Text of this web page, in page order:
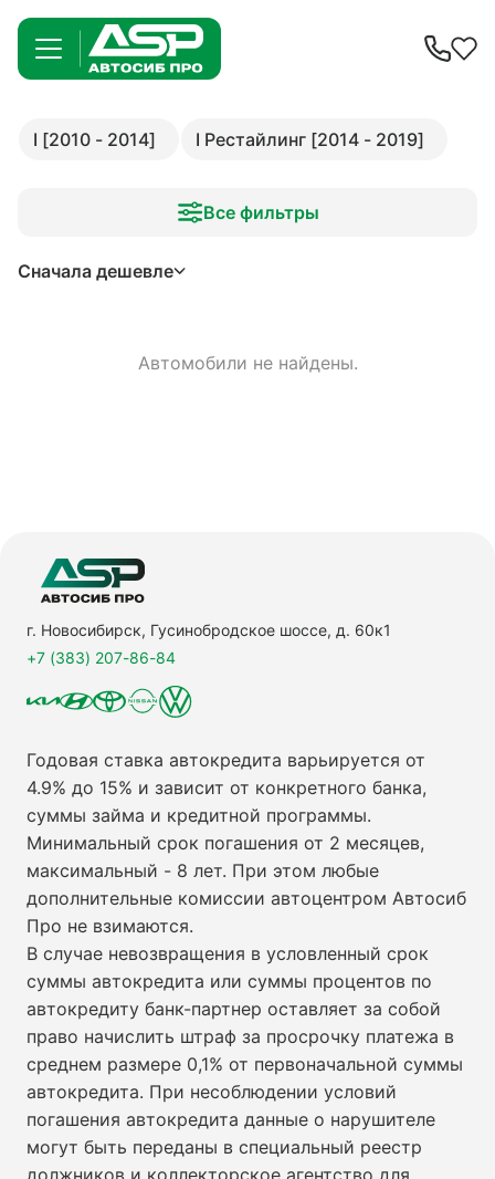
I [2010 - 2014] I Рестайлинг [2014 - 2019]
Все фильтры
Сначала дешевле
Автомобили не найдены.
г. Новосибирск, Гусинобродское шоссе, д. 60к1
+7 (383) 207-86-84
Годовая ставка автокредита варьируется от
4.9% до 15% и зависит от конкретного банка,
суммы займа и кредитной программы.
Минимальный срок погашения от 2 месяцев,
максимальный - 8 лет. При этом любые
дополнительные комиссии автоцентром Автосиб
Про не взимаются.
В случае невозвращения в условленный срок
суммы автокредита или суммы процентов по
автокредиту банк-партнер оставляет за собой
право начислить штраф за просрочку платежа в
среднем размере 0,1% от первоначальной суммы
автокредита. При несоблюдении условий
погашения автокредита данные о нарушителе
могут быть переданы в специальный реестр
должников и коллекторское агентство для